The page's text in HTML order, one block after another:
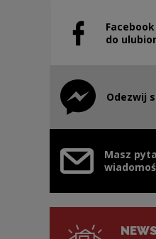
do
Uwaga, link
Odezwij
Uwaga, link
Masz